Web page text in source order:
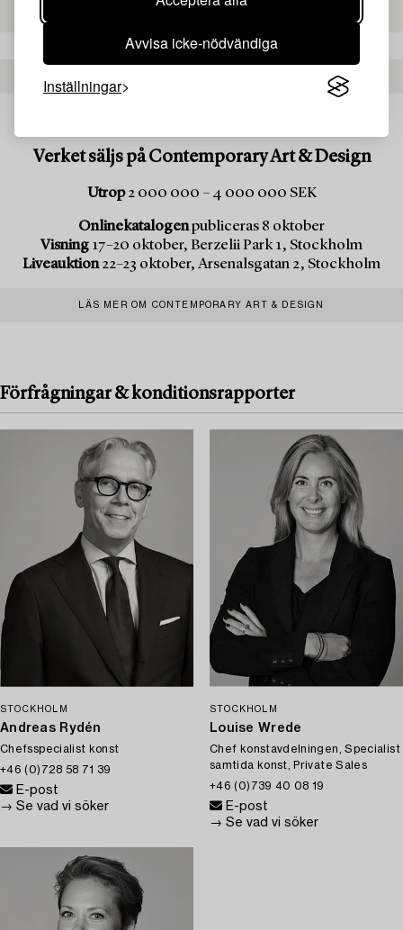
Avvisa icke-nödvändiga
Inställningar
SE KATALOGEN FÖR CONTEMPORARY ART & DESIGN
Verket säljs på Contemporary Art & Design
Utrop2 000 000 – 4 000 000 SEK
Onlinekatalogenpubliceras 8 oktober
Visning 17–20 oktober, Berzelii Park 1, Stockholm
Liveauktion22–23 oktober, Arsenalsgatan 2, Stockholm
LÄS MER OM CONTEMPORARY ART & DESIGN
Förfrågningar & konditionsrapporter
STOCKHOLM
Andreas Rydén
Chefsspecialist konst
+46 (0)728 58 71 39
E-post
→ Se vad vi söker
STOCKHOLM
Louise Wrede
Chef konstavdelningen, Specialist
samtida konst, Private Sales
+46 (0)739 40 08 19
E-post
→ Se vad vi söker